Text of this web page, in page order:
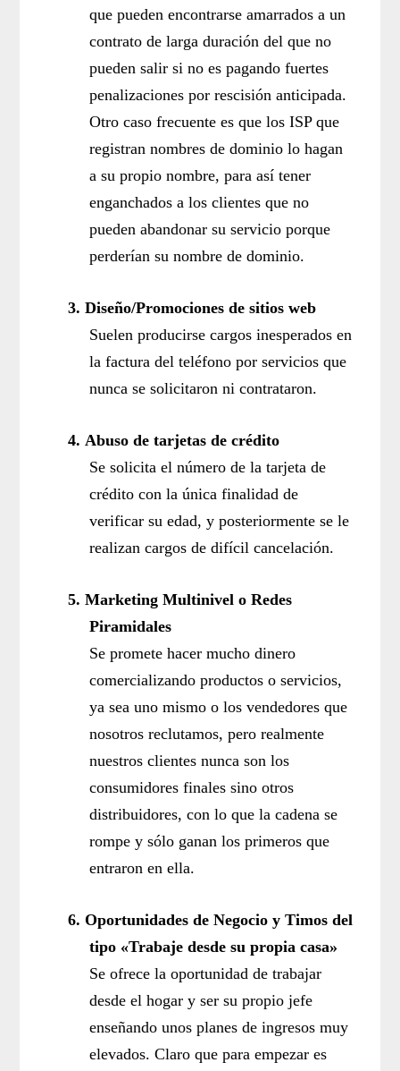
que pueden encontrarse amarrados a un
contrato de larga duración del que no
pueden salir si no es pagando fuertes
penalizaciones por rescisión anticipada.
Otro caso frecuente es que los ISP que
registran nombres de dominio lo hagan
a su propio nombre, para así tener
enganchados a los clientes que no
pueden abandonar su servicio porque
perderían su nombre de dominio.
3. Diseño/Promociones de sitios web
Suelen producirse cargos inesperados en
la factura del teléfono por servicios que
nunca se solicitaron ni contrataron.
4. Abuso de tarjetas de crédito
Se solicita el número de la tarjeta de
crédito con la única finalidad de
verificar su edad, y posteriormente se le
realizan cargos de difícil cancelación.
5. Marketing Multinivel o Redes
Piramidales
Se promete hacer mucho dinero
comercializando productos o servicios,
ya sea uno mismo o los vendedores que
nosotros reclutamos, pero realmente
nuestros clientes nunca son los
consumidores finales sino otros
distribuidores, con lo que la cadena se
rompe y sólo ganan los primeros que
entraron en ella.
6. Oportunidades de Negocio y Timos del
tipo «Trabaje desde su propia casa»
Se ofrece la oportunidad de trabajar
desde el hogar y ser su propio jefe
enseñando unos planes de ingresos muy
elevados. Claro que para empezar es